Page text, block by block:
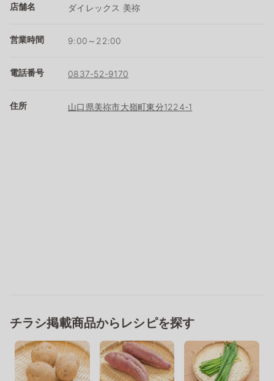
店舗名 ダイレックス 美祢
営業時間 9:00～22:00
電話番号 0837-52-9170
住所 山口県美祢市大嶺町東分1224-1
チラシ掲載商品からレシピを探す